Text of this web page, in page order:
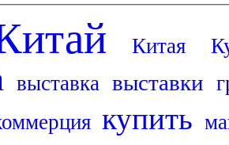
Китая
выставка выставки
купить